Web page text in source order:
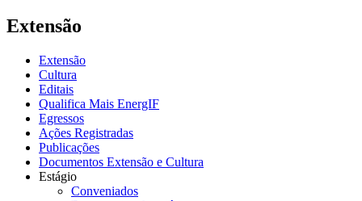
Extensão
Extensão
Cultura
Editais
Qualifica Mais EnergIF
Egressos
Ações Registradas
Publicações
Documentos Extensão e Cultura
Estágio
Conveniados